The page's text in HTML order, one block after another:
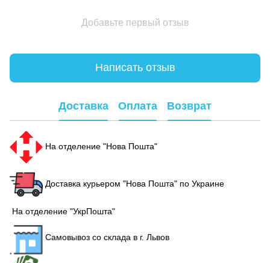
Добавьте первый отзыв
Написать отзыв
Доставка Оплата Возврат
На отделение "Нова Пошта"
Доставка курьером "Нова Пошта" по Украине
На отделение "УкрПошта"
Самовывоз со склада в г. Львов